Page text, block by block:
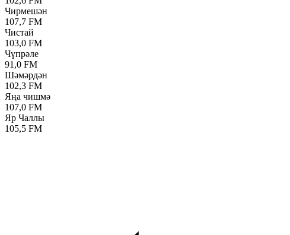
Чирмешән
107,7 FM
Чистай
103,0 FM
Чүпрәле
91,0 FM
Шәмәрдән
102,3 FM
Яңа чишмә
107,0 FM
Яр Чаллы
105,5 FM